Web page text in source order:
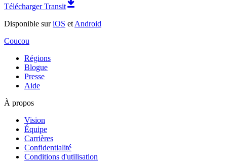
Télécharger Transit
Disponible suriOS et Android
Coucou
Régions
Blogue
Presse
Aide
À propos
Vision
Équipe
Carrières
Confidentialité
Conditions d'utilisation